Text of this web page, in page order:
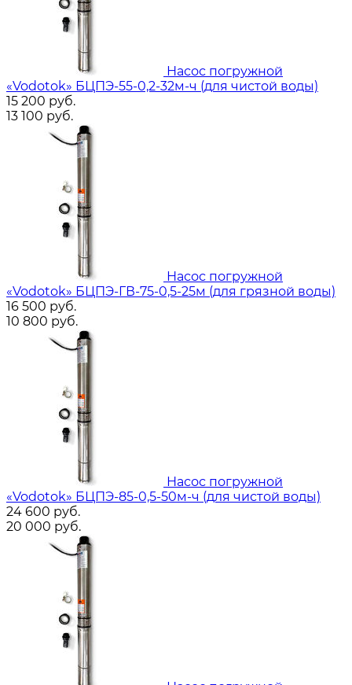
Насос погружной
«Vodotok» БЦПЭ-55-0,2-32м-ч (для чистой воды)
15 200 руб.
13 100 руб.
Насос погружной
«Vodotok» БЦПЭ-ГВ-75-0,5-25м (для грязной воды)
16 500 руб.
10 800 руб.
Насос погружной
«Vodotok» БЦПЭ-85-0,5-50м-ч (для чистой воды)
24 600 руб.
20 000 руб.